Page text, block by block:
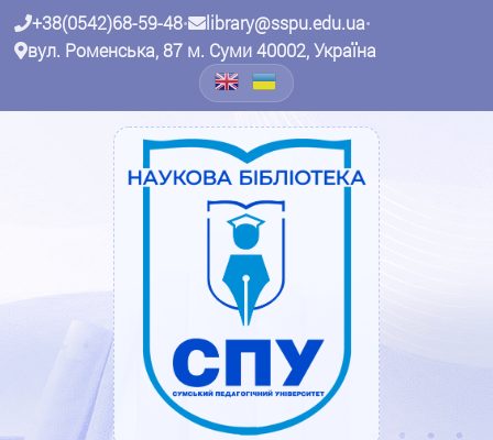
+38(0542)68-59-48• library@sspu.edu.ua•
вул. Роменська, 87 м. Суми 40002, Україна